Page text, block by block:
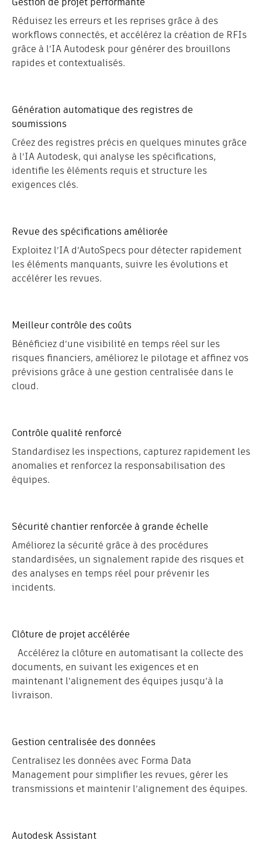
Réduisez les erreurs et les reprises grâce à des
workflows connectés, et accélérez la création de RFIs
grâce à l’IA Autodesk pour générer des brouillons
rapides et contextualisés.
Génération automatique des registres de
soumissions
Créez des registres précis en quelques minutes grâce
à l’IA Autodesk, qui analyse les spécifications,
identifie les éléments requis et structure les
exigences clés.
Revue des spécifications améliorée
Exploitez l’IA d’AutoSpecs pour détecter rapidement
les éléments manquants, suivre les évolutions et
accélérer les revues.
Meilleur contrôle des coûts
Bénéficiez d’une visibilité en temps réel sur les
risques financiers, améliorez le pilotage et affinez vos
prévisions grâce à une gestion centralisée dans le
cloud.
Contrôle qualité renforcé
Standardisez les inspections, capturez rapidement les
anomalies et renforcez la responsabilisation des
équipes.
Sécurité chantier renforcée à grande échelle
Améliorez la sécurité grâce à des procédures
standardisées, un signalement rapide des risques et
des analyses en temps réel pour prévenir les
incidents.
Clôture de projet accélérée
Accélérez la clôture en automatisant la collecte des
documents, en suivant les exigences et en
maintenant l’alignement des équipes jusqu’à la
livraison.
Gestion centralisée des données
Centralisez les données avec Forma Data
Management pour simplifier les revues, gérer les
transmissions et maintenir l’alignement des équipes.
Autodesk Assistant